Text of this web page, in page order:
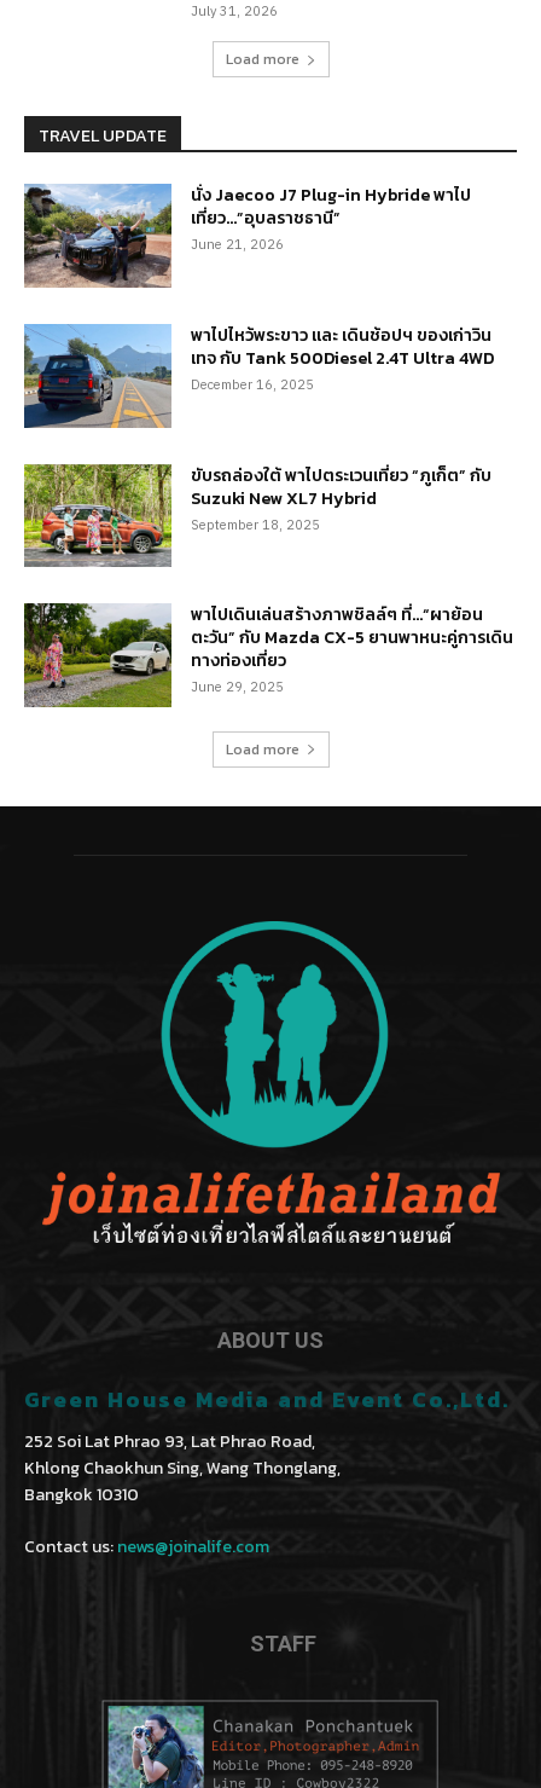
July 31, 2026
Load more
TRAVEL UPDATE
นั่ง Jaecoo J7 Plug-in Hybride พาไป
เที่ยว…”อุบลราชธานี”
June 21, 2026
พาไปไหว้พระขาว และ เดินช้อปฯ ของเก่าวิน
เทจ กับ Tank 500Diesel 2.4T Ultra 4WD
December 16, 2025
ขับรถล่องใต้ พาไปตระเวนเที่ยว “ภูเก็ต” กับ
Suzuki New XL7 Hybrid
September 18, 2025
พาไปเดินเล่นสร้างภาพชิลล์ๆ ที่…“ผาย้อน
ตะวัน” กับ Mazda CX-5 ยานพาหนะคู่การเดิน
ทางท่องเที่ยว
June 29, 2025
Load more
ABOUT US
Green House Media and Event Co.,Ltd.
252 Soi Lat Phrao 93, Lat Phrao Road,
Khlong Chaokhun Sing, Wang Thonglang,
Bangkok 10310
Contact us:news@joinalife.com
STAFF